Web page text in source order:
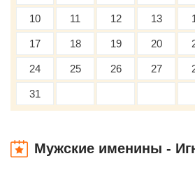
10 11 12 13
17 18 19 20
24 25 26 27
31
Мужские именины -